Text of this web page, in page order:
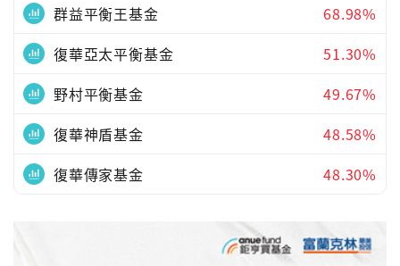
群益平衡王基金
68.98%
復華亞太平衡基金
51.30%
野村平衡基金
49.67%
復華神盾基金
48.58%
復華傳家基金
48.30%